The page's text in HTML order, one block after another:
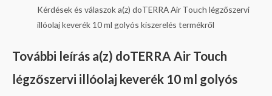
Kérdések és válaszok a(z) doTERRA Air Touch légzőszervi
illóolaj keverék 10 ml golyós kiszerelés termékről
További leírás a(z) doTERRA Air Touch
légzőszervi illóolaj keverék 10 ml golyós